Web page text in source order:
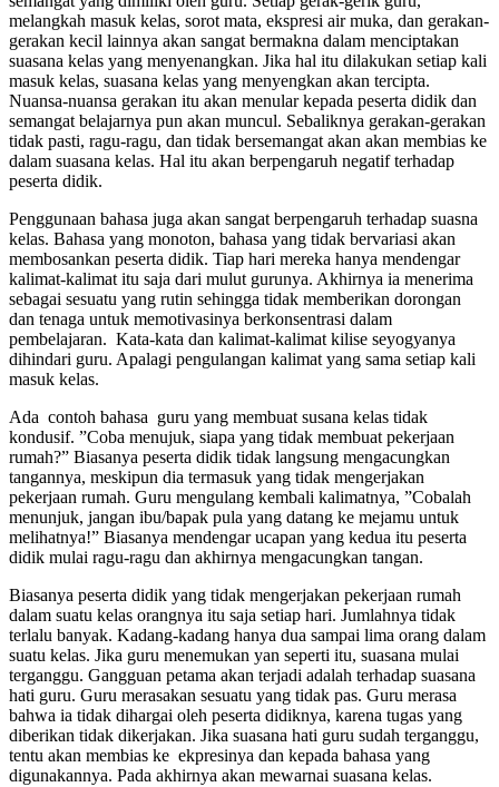
melangkah masuk kelas, sorot mata, ekspresi air muka, dan gerakan-
gerakan kecil lainnya akan sangat bermakna dalam menciptakan
suasana kelas yang menyenangkan. Jika hal itu dilakukan setiap kali
masuk kelas, suasana kelas yang menyengkan akan tercipta.
Nuansa-nuansa gerakan itu akan menular kepada peserta didik dan
semangat belajarnya pun akan muncul. Sebaliknya gerakan-gerakan
tidak pasti, ragu-ragu, dan tidak bersemangat akan akan membias ke
dalam suasana kelas. Hal itu akan berpengaruh negatif terhadap
peserta didik.
Penggunaan bahasa juga akan sangat berpengaruh terhadap suasna
kelas. Bahasa yang monoton, bahasa yang tidak bervariasi akan
membosankan peserta didik. Tiap hari mereka hanya mendengar
kalimat-kalimat itu saja dari mulut gurunya. Akhirnya ia menerima
sebagai sesuatu yang rutin sehingga tidak memberikan dorongan
dan tenaga untuk memotivasinya berkonsentrasi dalam
pembelajaran. Kata-kata dan kalimat-kalimat kilise seyogyanya
dihindari guru. Apalagi pengulangan kalimat yang sama setiap kali
masuk kelas.
Ada contoh bahasa guru yang membuat susana kelas tidak
kondusif. ”Coba menujuk, siapa yang tidak membuat pekerjaan
rumah?” Biasanya peserta didik tidak langsung mengacungkan
tangannya, meskipun dia termasuk yang tidak mengerjakan
pekerjaan rumah. Guru mengulang kembali kalimatnya, ”Cobalah
menunjuk, jangan ibu/bapak pula yang datang ke mejamu untuk
melihatnya!” Biasanya mendengar ucapan yang kedua itu peserta
didik mulai ragu-ragu dan akhirnya mengacungkan tangan.
Biasanya peserta didik yang tidak mengerjakan pekerjaan rumah
dalam suatu kelas orangnya itu saja setiap hari. Jumlahnya tidak
terlalu banyak. Kadang-kadang hanya dua sampai lima orang dalam
suatu kelas. Jika guru menemukan yan seperti itu, suasana mulai
terganggu. Gangguan petama akan terjadi adalah terhadap suasana
hati guru. Guru merasakan sesuatu yang tidak pas. Guru merasa
bahwa ia tidak dihargai oleh peserta didiknya, karena tugas yang
diberikan tidak dikerjakan. Jika suasana hati guru sudah terganggu,
tentu akan membias ke ekpresinya dan kepada bahasa yang
digunakannya. Pada akhirnya akan mewarnai suasana kelas.